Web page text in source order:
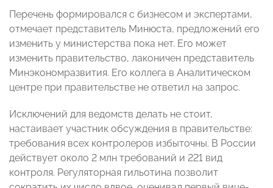
Перечень формировался с бизнесом и экспертами,
отмечает представитель Минюста, предложений его
изменить у министерства пока нет. Его может
изменить правительство, лаконичен представитель
Минэкономразвития. Его коллега в Аналитическом
центре при правительстве не ответил на запрос.
Исключений для ведомств делать не стоит,
настаивает участник обсуждения в правительстве:
требования всех контролеров избыточны. В России
действует около 2 млн требований и 221 вид
контроля. Регуляторная гильотина позволит